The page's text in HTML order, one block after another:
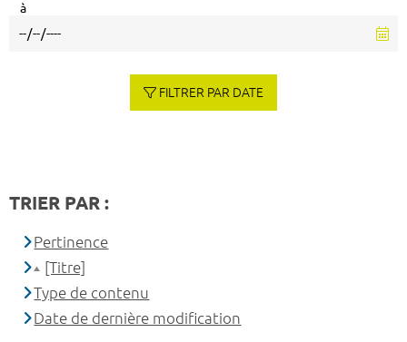
à
FILTRER PAR DATE
TRIER PAR :
Pertinence
[Titre]
Type de contenu
Date de dernière modification